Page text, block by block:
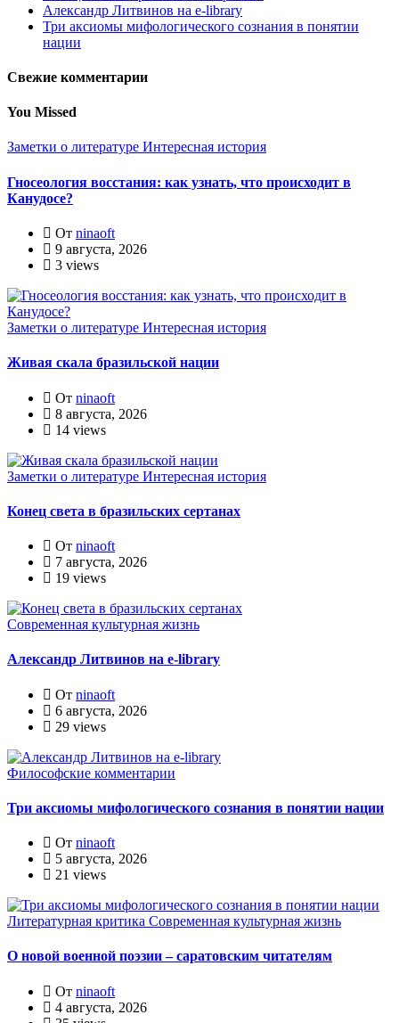
Александр Литвинов на e-library
Три аксиомы мифологического сознания в понятии
нации
Свежие комментарии
You Missed
Заметки о литературе Интересная история
Гносеология восстания: как узнать, что происходит в
Канудосе?
От ninaoft
9 августа, 2026
3 views
Заметки о литературе Интересная история
Живая скала бразильской нации
От ninaoft
8 августа, 2026
14 views
Заметки о литературе Интересная история
Конец света в бразильских сертанах
От ninaoft
7 августа, 2026
19 views
Современная культурная жизнь
Александр Литвинов на e-library
От ninaoft
6 августа, 2026
29 views
Философские комментарии
Три аксиомы мифологического сознания в понятии нации
От ninaoft
5 августа, 2026
21 views
Литературная критика Современная культурная жизнь
О новой военной поэзии – саратовским читателям
От ninaoft
4 августа, 2026